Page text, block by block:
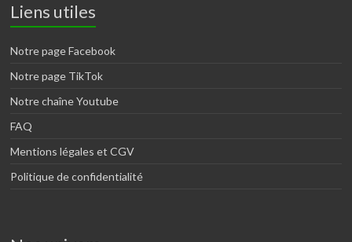
Liens utiles
Notre page Facebook
Notre page TikTok
Notre chaîne Youtube
FAQ
Mentions légales et CGV
Politique de confidentialité